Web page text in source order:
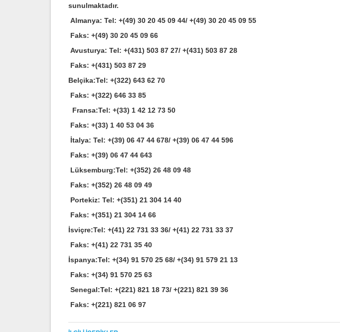
sunulmaktadır.
Almanya: Tel: +(49) 30 20 45 09 44/ +(49) 30 20 45 09 55
Faks: +(49) 30 20 45 09 66
Avusturya: Tel: +(431) 503 87 27/ +(431) 503 87 28
Faks: +(431) 503 87 29
Belçika:Tel: +(322) 643 62 70
Faks: +(322) 646 33 85
Fransa:Tel: +(33) 1 42 12 73 50
Faks: +(33) 1 40 53 04 36
İtalya: Tel: +(39) 06 47 44 678/ +(39) 06 47 44 596
Faks: +(39) 06 47 44 643
Lüksemburg:Tel: +(352) 26 48 09 48
Faks: +(352) 26 48 09 49
Portekiz: Tel: +(351) 21 304 14 40
Faks: +(351) 21 304 14 66
İsviçre:Tel: +(41) 22 731 33 36/ +(41) 22 731 33 37
Faks: +(41) 22 731 35 40
İspanya:Tel: +(34) 91 570 25 68/ +(34) 91 579 21 13
Faks: +(34) 91 570 25 63
Senegal:Tel: +(221) 821 18 73/ +(221) 821 39 36
Faks: +(221) 821 06 97